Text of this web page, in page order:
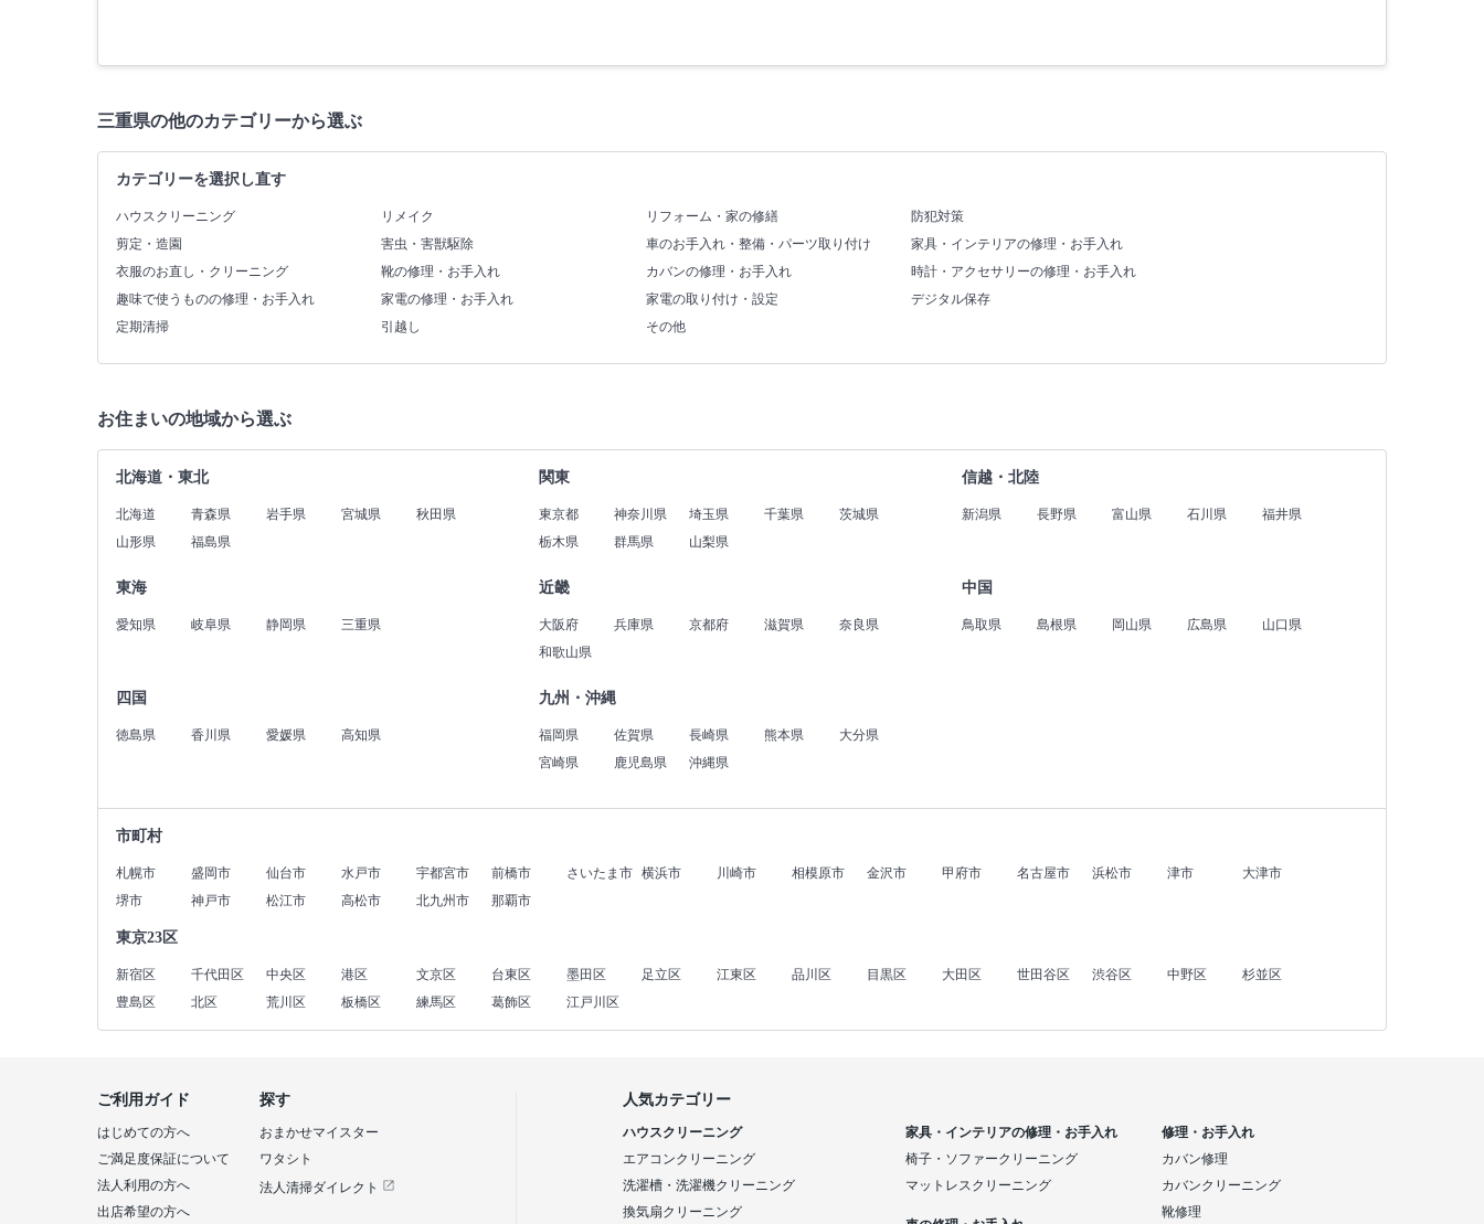
三重県の他のカテゴリーから選ぶ
カテゴリーを選択し直す
ハウスクリーニング リメイク リフォーム・家の修繕
防犯対策
剪定・造園
害虫・害獣駆除 車のお手入れ・整備・パーツ取り付け
家具・インテリアの修理・お手入れ
衣服のお直し・クリーニング
靴の修理・お手入れ カバンの修理・お手入れ
時計・アクセサリーの修理・お手入れ
趣味で使うものの修理・お手入れ
家電の修理・お手入れ 家電の取り付け・設定
デジタル保存
定期清掃
引越し その他
お住まいの地域から選ぶ
北海道・東北
北海道 青森県 岩手県 宮城県
秋田県
山形県
福島県
関東
東京都 神奈川県 埼玉県 千葉県
茨城県
栃木県
群馬県 山梨県
信越・北陸
新潟県 長野県 富山県 石川県 福井県
東海
愛知県 岐阜県 静岡県 三重県
近畿
大阪府 兵庫県 京都府 滋賀県
奈良県
和歌山県
中国
鳥取県 島根県 岡山県 広島県 山口県
四国
徳島県 香川県 愛媛県 高知県
九州・沖縄
福岡県 佐賀県 長崎県 熊本県
大分県
宮崎県
鹿児島県 沖縄県
市町村
札幌市 盛岡市 仙台市 水戸市 宇都宮市 前橋市 さいたま市 横浜市 川崎市 相模原市 金沢市 甲府市 名古屋市 浜松市 津市
大津市
堺市
神戸市 松江市 高松市 北九州市 那覇市
東京23区
新宿区 千代田区 中央区 港区 文京区 台東区 墨田区 足立区 江東区 品川区 目黒区 大田区 世田谷区 渋谷区 中野区
杉並区
豊島区
北区 荒川区 板橋区 練馬区 葛飾区 江戸川区
探す
おまかせマイスター
ワタシト
法人清掃ダイレクト
ご利用ガイド
はじめての方へ
ご満足度保証について
法人利用の方へ
出店希望の方へ
人気カテゴリー
ハウスクリーニング
エアコンクリーニング
洗濯槽・洗濯機クリーニング
換気扇クリーニング
家具・インテリアの修理・お手入れ
椅子・ソファークリーニング
マットレスクリーニング
修理・お手入れ
カバン修理
カバンクリーニング
靴修理